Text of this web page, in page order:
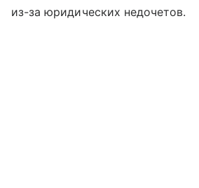
из-за юридических недочетов.